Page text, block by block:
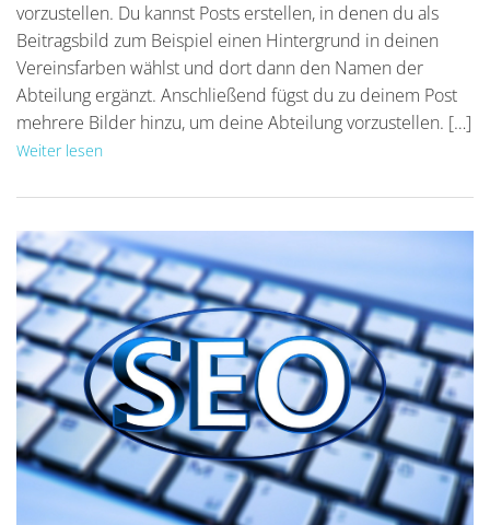
vorzustellen. Du kannst Posts erstellen, in denen du als
Beitragsbild zum Beispiel einen Hintergrund in deinen
Vereinsfarben wählst und dort dann den Namen der
Abteilung ergänzt. Anschließend fügst du zu deinem Post
mehrere Bilder hinzu, um deine Abteilung vorzustellen. […]
Weiter lesen